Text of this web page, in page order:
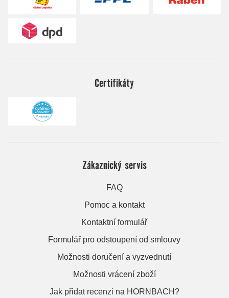
Certifikáty
Zákaznický servis
FAQ
Pomoc a kontakt
Kontaktní formulář
Formulář pro odstoupení od smlouvy
Možnosti doručení a vyzvednutí
Možnosti vrácení zboží
Jak přidat recenzi na HORNBACH?